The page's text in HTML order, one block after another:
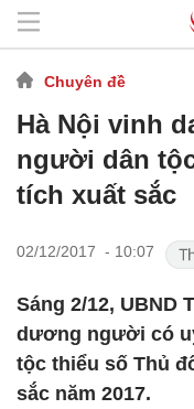
Chuyên đề
Hà Nội vinh
người dân
tích xuất sắc
02/12/2017 - 10:07
Sáng 2/12, UBND
dương người có
tộc thiểu số Thủ
sắc năm 2017.